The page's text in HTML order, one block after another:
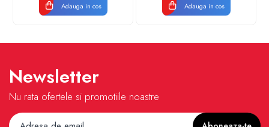
Adauga in cos Adauga in cos
Newsletter
Nu rata ofertele si promotiile noastre